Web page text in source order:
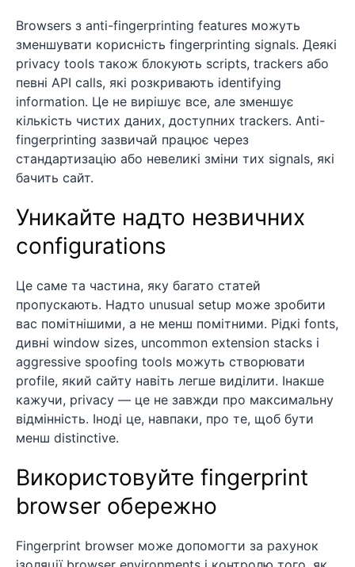
Browsers з anti-fingerprinting features можуть
зменшувати корисність fingerprinting signals. Деякі
privacy tools також блокують scripts, trackers або
певні API calls, які розкривають identifying
information. Це не вирішує все, але зменшує
кількість чистих даних, доступних trackers. Anti-
fingerprinting зазвичай працює через
стандартизацію або невеликі зміни тих signals, які
бачить сайт.
Уникайте надто незвичних
configurations
Це саме та частина, яку багато статей
пропускають. Надто unusual setup може зробити
вас помітнішими, а не менш помітними. Рідкі fonts,
дивні window sizes, uncommon extension stacks і
aggressive spoofing tools можуть створювати
profile, який сайту навіть легше виділити. Інакше
кажучи, privacy — це не завжди про максимальну
відмінність. Іноді це, навпаки, про те, щоб бути
менш distinctive.
Використовуйте fingerprint
browser обережно
Fingerprint browser може допомогти за рахунок